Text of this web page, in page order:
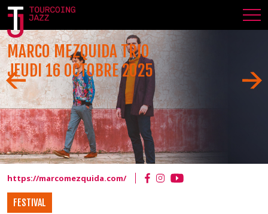
MARCO MEZQUIDA TRIO
JEUDI 16 OCTOBRE 2025
https://marcomezquida.com/
FESTIVAL